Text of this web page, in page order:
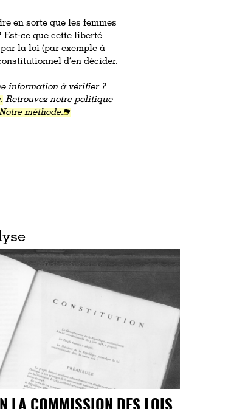
en sorte que les femmes
ce que cette liberté
la loi (par exemple à
d’en décider.
information à vérifier ?
Retrouvez notre politique
méthode.
LA COMMISSION DES LOIS